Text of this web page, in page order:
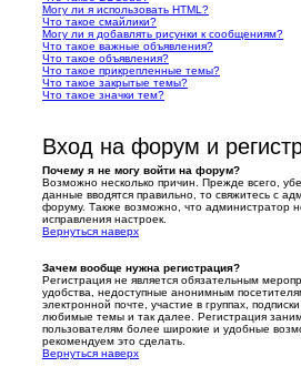
Могу ли я использовать HTML?
Что такое смайлики?
Могу ли я добавлять рисунки к сообщениям?
Что такое важные объявления?
Что такое объявления?
Что такое прикрепленные темы?
Что такое закрытые темы?
Что такое значки тем?
Вход на форум и
Почему я не могу войти на форум?
Возможно несколько причин. Прежде всего,
данные вводятся правильно, то свяжитесь с
форуму. Также возможно, что администратор
исправления настроек.
Вернуться наверх
Зачем вообще нужна регистрация?
Регистрация не является обязательным
удобства, недоступные анонимным
электронной почте, участие в группах,
любимые темы и так далее. Регистрация
пользователям более широкие и удобные
рекомендуем это сделать.
Вернуться наверх